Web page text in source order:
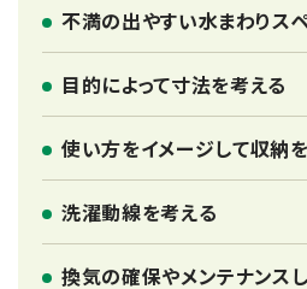
不満の出やすい水まわりス
目的によって寸法を考える
使い方をイメージして収納
洗濯動線を考える
換気の確保やメンテナンス